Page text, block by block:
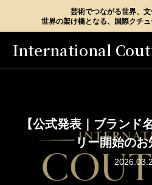
芸術でつながる世界、
世界の架け橋となる、国際クチ
International
【公式発表｜ブランド
リー開始のお